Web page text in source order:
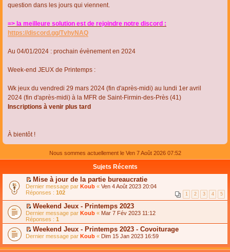
question dans les jours qui viennent.
=> la meilleure solution est de rejoindre notre discord :
https://discord.gg/TvhyNAQ
Au 04/01/2024 : prochain évènement en 2024
Week-end JEUX de Printemps :
Wk jeux du vendredi 29 mars 2024 (fin d'après-midi) au lundi 1er avril
2024 (fin d'après-midi) à la MFR de Saint-Firmin-des-Près (41)
Inscriptions à venir plus tard
À bientôt !
Nous sommes actuellement le Ven 7 Août 2026 07:52
Sujets Récents
C
o
n
s
u
l
t
e
r
l
e
Mise à jour de la partie bureaucratie
Dernier message par Koub « Ven 4 Août 2023 20:04
Réponses : 102 1 2 3 4 5
C
o
n
s
u
t
Weekend Jeux - Printemps 2023
Dernier message par Koub « Mar 7 Fév 2023 11:12
Réponses : 1
C
n
Weekend Jeux - Printemps 2023 - Covoiturage
Dernier message par Koub « Dim 15 Jan 2023 16:59